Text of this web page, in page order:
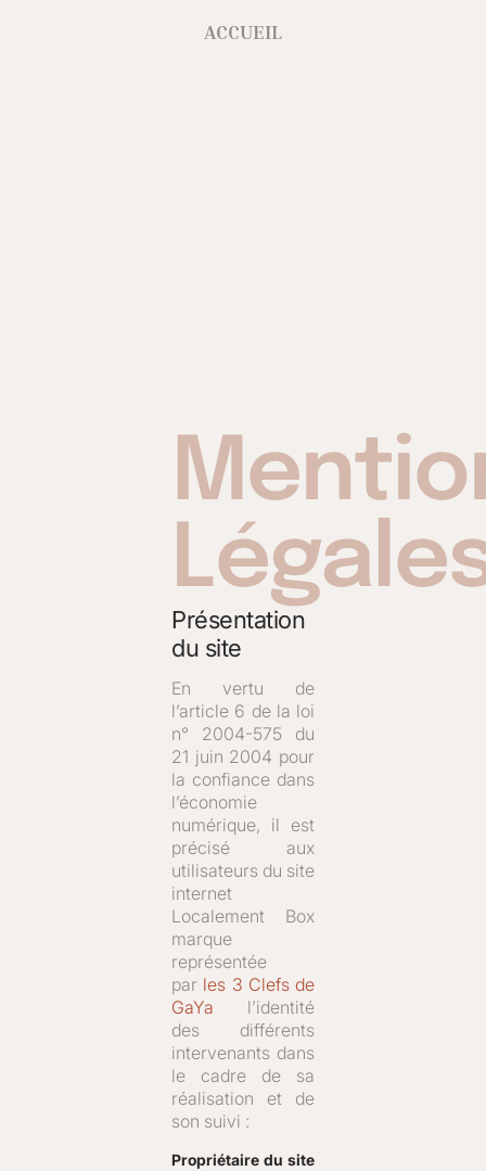
ACCUEIL
Présentation
du site
En vertu de
l’article 6 de la loi
n° 2004-575 du
21 juin 2004 pour
la confiance dans
l’économie
numérique, il est
précisé aux
utilisateurs du site
internet
Localement Box
marque
représentée
par les 3 Clefs de
GaYa l’identité
des différents
intervenants dans
le cadre de sa
réalisation et de
son suivi :
Propriétaire du site